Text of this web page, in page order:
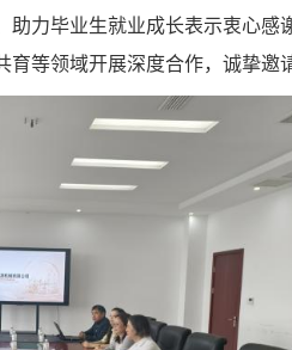
力毕业生就业成长表示衷心感
等领域开展深度合作，诚挚邀